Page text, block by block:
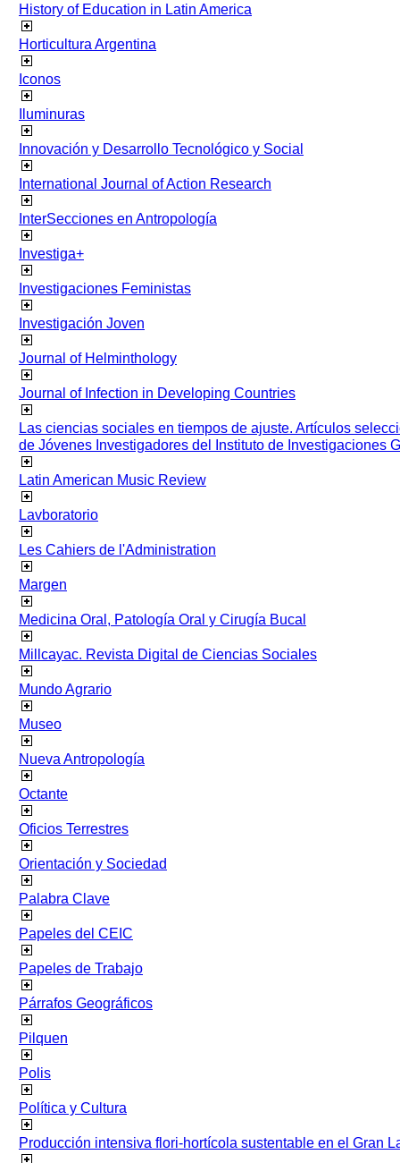
History of Education in Latin America
Horticultura Argentina
Iconos
Iluminuras
Innovación y Desarrollo Tecnológico y Social
International Journal of Action Research
InterSecciones en Antropología
Investiga+
Investigaciones Feministas
Investigación Joven
Journal of Helminthology
Journal of Infection in Developing Countries
Las ciencias sociales en tiempos de ajuste. Artículos
de Jóvenes Investigadores del Instituto de Investigaciones
Latin American Music Review
Lavboratorio
Les Cahiers de l'Administration
Margen
Medicina Oral, Patología Oral y Cirugía Bucal
Millcayac. Revista Digital de Ciencias Sociales
Mundo Agrario
Museo
Nueva Antropología
Octante
Oficios Terrestres
Orientación y Sociedad
Palabra Clave
Papeles del CEIC
Papeles de Trabajo
Párrafos Geográficos
Pilquen
Polis
Política y Cultura
Producción intensiva flori-hortícola sustentable en el Gran